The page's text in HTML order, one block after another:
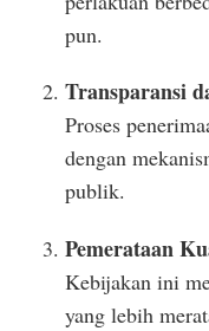
pun.
Transparansi
Proses
dengan
publik.
Pemerataan
Kebijakan ini
yang lebih